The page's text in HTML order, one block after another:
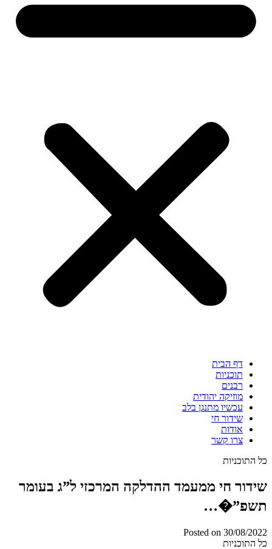
דף הבית
תוכניות
רבנים
מוזיקה יהודית
עכשיו מתנגן בלב
שידור חי
אודות
צרו קשר
כל התוכניות
שידור חי ממעמד ההדלקה המרכזי ל”ג בעומר
תשפ”�…
Posted on 30/08/2022
כל התוכניות